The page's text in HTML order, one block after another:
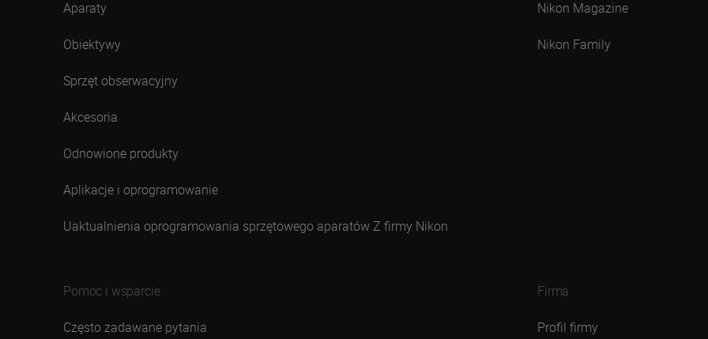
Aparaty
Obiektywy
Sprzęt obserwacyjny
Akcesoria
Odnowione produkty
Aplikacje i oprogramowanie
Uaktualnienia oprogramowania sprzętowego aparatów Z firmy Nikon
Nikon Magazine
Nikon Family
Pomoc i wsparcie
Często zadawane pytania
Firma
Profil firmy